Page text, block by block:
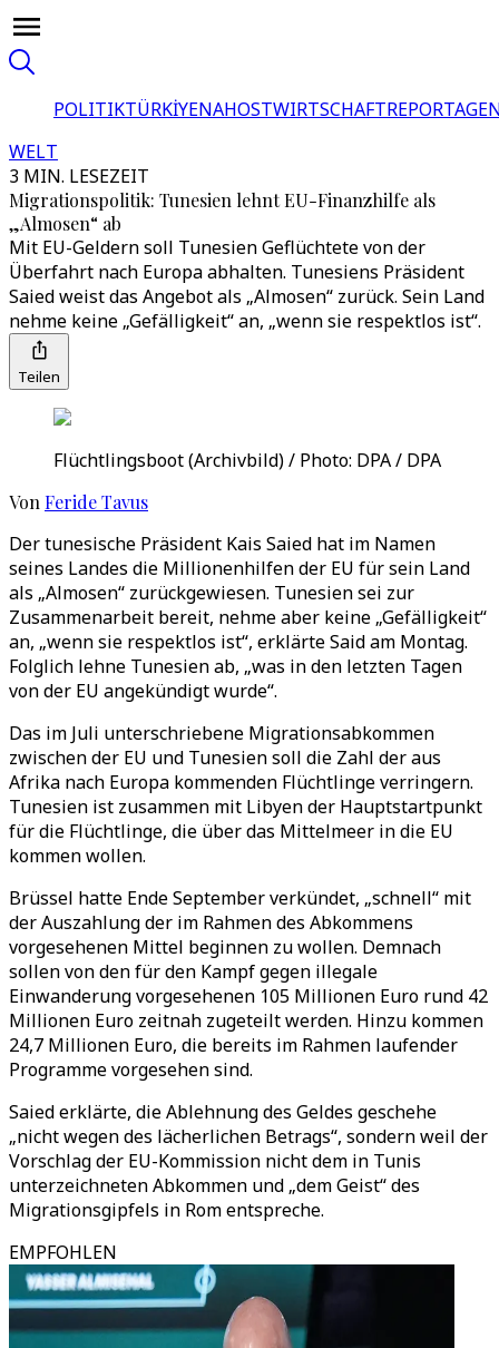
POLITIKTÜRKİYENAHOSTWIRTSCHAFT
WELT
3 MIN. LESEZEIT
Migrationspolitik: Tunesien lehnt EU-Finanzhilfe als
„Almosen“ ab
Mit EU-Geldern soll Tunesien Geflüchtete von der
Überfahrt nach Europa abhalten. Tunesiens Präsident
Saied weist das Angebot als „Almosen“ zurück. Sein Land
nehme keine „Gefälligkeit“ an, „wenn sie respektlos ist“.
Teilen
Flüchtlingsboot (Archivbild) / Photo: DPA / DPA
Von Feride Tavus
Der tunesische Präsident Kais Saied hat im Namen
seines Landes die Millionenhilfen der EU für sein Land
als „Almosen“ zurückgewiesen. Tunesien sei zur
Zusammenarbeit bereit, nehme aber keine „Gefälligkeit“
an, „wenn sie respektlos ist“, erklärte Said am Montag.
Folglich lehne Tunesien ab, „was in den letzten Tagen
von der EU angekündigt wurde“.
Das im Juli unterschriebene Migrationsabkommen
zwischen der EU und Tunesien soll die Zahl der aus
Afrika nach Europa kommenden Flüchtlinge verringern.
Tunesien ist zusammen mit Libyen der Hauptstartpunkt
für die Flüchtlinge, die über das Mittelmeer in die EU
kommen wollen.
Brüssel hatte Ende September verkündet, „schnell“ mit
der Auszahlung der im Rahmen des Abkommens
vorgesehenen Mittel beginnen zu wollen. Demnach
sollen von den für den Kampf gegen illegale
Einwanderung vorgesehenen 105 Millionen Euro rund 42
Millionen Euro zeitnah zugeteilt werden. Hinzu kommen
24,7 Millionen Euro, die bereits im Rahmen laufender
Programme vorgesehen sind.
Saied erklärte, die Ablehnung des Geldes geschehe
„nicht wegen des lächerlichen Betrags“, sondern weil der
Vorschlag der EU-Kommission nicht dem in Tunis
unterzeichneten Abkommen und „dem Geist“ des
Migrationsgipfels in Rom entspreche.
EMPFOHLEN